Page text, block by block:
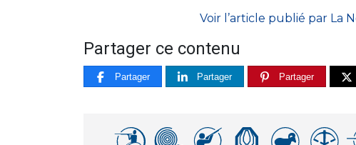
Voir l’article publié par La
Partager ce contenu
Partager Partager Partager